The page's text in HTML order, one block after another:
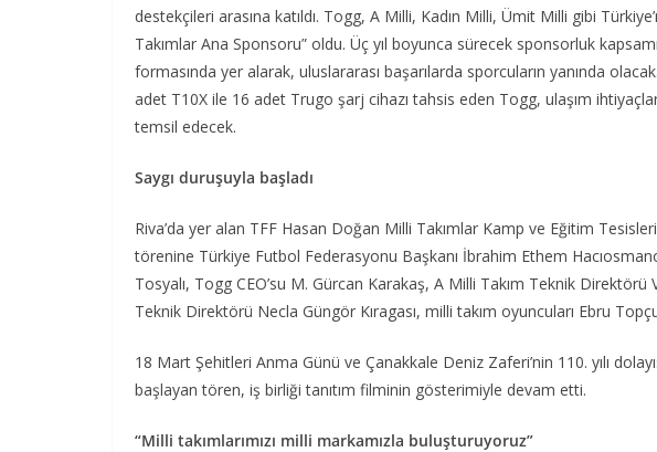
destekçileri arasına katıldı. Togg, A Milli, Kadın Milli, Ümit Milli gibi
Takımlar Ana Sponsoru” oldu. Üç yıl boyunca sürecek sponsorluk
formasında yer alarak, uluslararası başarılarda sporcuların yanında
adet T10X ile 16 adet Trugo şarj cihazı tahsis eden Togg, ulaşım
temsil edecek.
Saygı duruşuyla başladı
Riva’da yer alan TFF Hasan Doğan Milli Takımlar Kamp ve Eğitim
törenine Türkiye Futbol Federasyonu Başkanı İbrahim Ethem
Tosyalı, Togg CEO’su M. Gürcan Karakaş, A Milli Takım Teknik
Teknik Direktörü Necla Güngör Kıragası, milli takım oyuncuları Ebru
18 Mart Şehitleri Anma Günü ve Çanakkale Deniz Zaferi’nin 110. yılı
başlayan tören, iş birliği tanıtım filminin gösterimiyle devam etti.
“Milli takımlarımızı milli markamızla buluşturuyoruz”